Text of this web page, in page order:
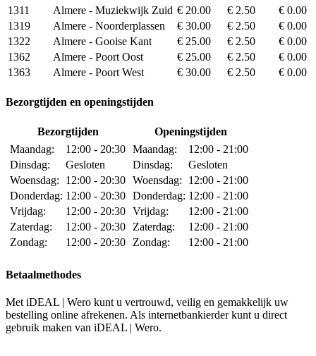
1311
Almere - Muziekwijk Zuid € 20.00 € 2.50
€ 0.00
1319
Almere - Noorderplassen € 30.00 € 2.50
€ 0.00
1322
Almere - Gooise Kant € 25.00 € 2.50
€ 0.00
1362
Almere - Poort Oost € 25.00 € 2.50
€ 0.00
1363
Almere - Poort West € 30.00 € 2.50 € 0.00
Bezorgtijden en openingstijden
Bezorgtijden
Openingstijden
Maandag:
12:00 - 20:30
Dinsdag:
Gesloten
Woensdag:
12:00 - 20:30
Donderdag: 12:00 - 20:30
Vrijdag:
12:00 - 20:30
Zaterdag:
12:00 - 20:30
Zondag:
12:00 - 20:30
Maandag:
12:00 - 21:00
Dinsdag:
Gesloten
Woensdag:
12:00 - 21:00
Donderdag: 12:00 - 21:00
Vrijdag:
12:00 - 21:00
Zaterdag:
12:00 - 21:00
Zondag:
12:00 - 21:00
Betaalmethodes
Met iDEAL | Wero kunt u vertrouwd, veilig en gemakkelijk uw
bestelling online afrekenen. Als internetbankierder kunt u direct
gebruik maken van iDEAL | Wero.